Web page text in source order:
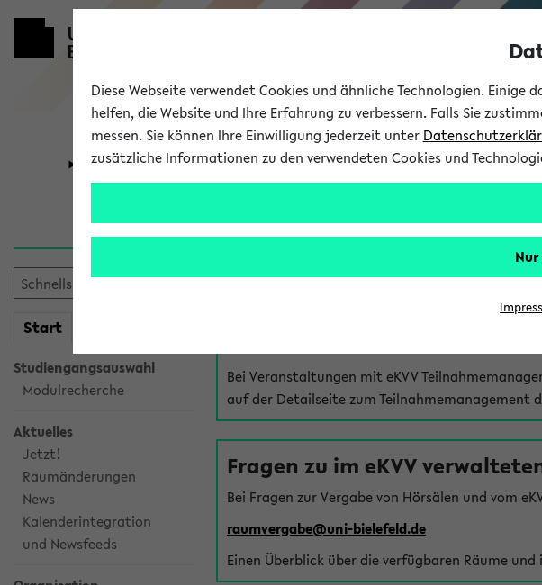
Universität Forschung Studium
Start
Studiengangsauswahl
Modulrecherche
Aktuelles
Jetzt!
Raumänderungen
News
Kalenderintegration
und Newsfeeds
Hilfe & Kontakt
Bei Veranstaltungen mit eKVV
auf der Detailseite zum Teilnahmemanagement
Fragen zu im eKVV
Bei Fragen zur Vergabe von Hörsälen und vom
raumvergabe@uni-bielefeld.de
Einen Überblick über die verfügbaren Räume
Diese Webseite verwendet Cookies und ähnliche Technologien.
helfen, die Website und Ihre Erfahrung zu verbessern. Falls Sie
messen. Sie können Ihre Einwilligung jederzeit unter
zusätzliche Informationen zu den verwendeten Cookies und